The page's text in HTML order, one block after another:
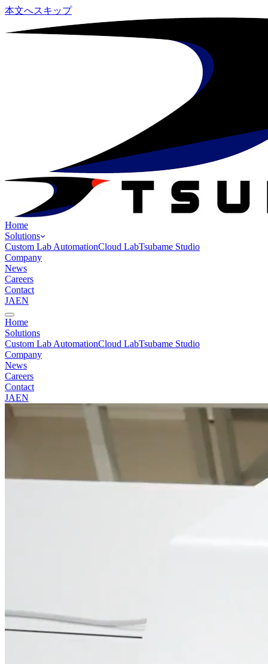
本文へスキップ
Home
Solutions
Custom Lab AutomationCloud LabTsubame Studio
Company
News
Careers
Contact
JAEN
Home
Solutions
Custom Lab AutomationCloud LabTsubame Studio
Company
News
Careers
Contact
JAEN